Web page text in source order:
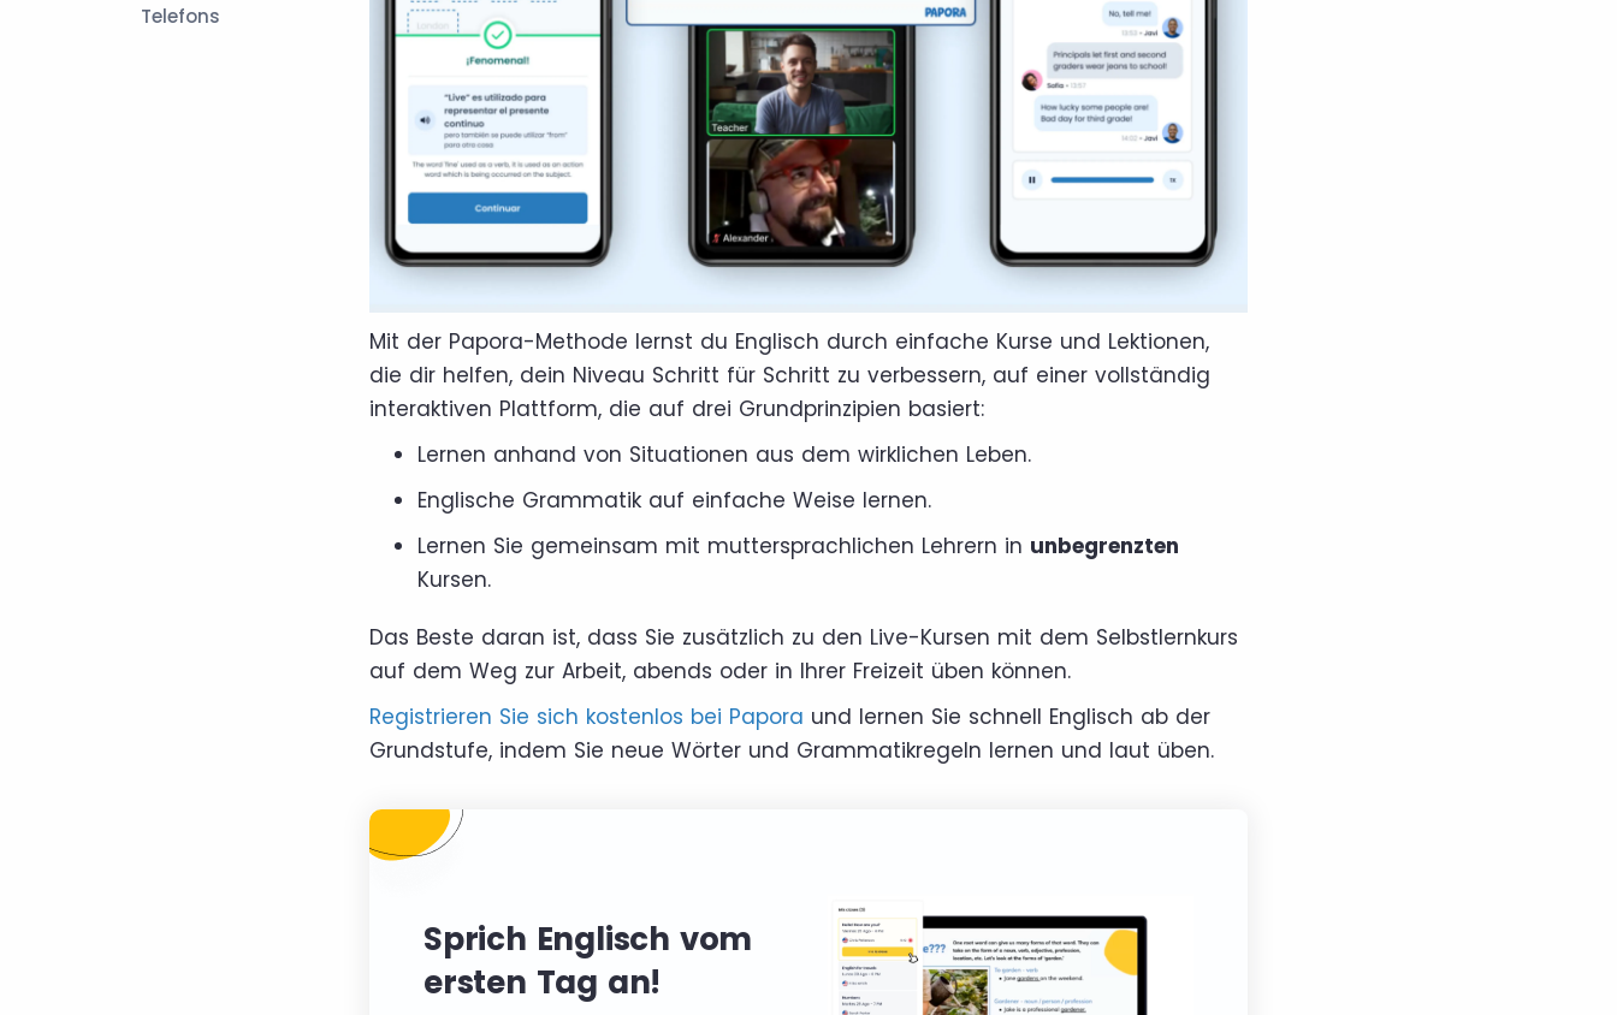
Telefons
Mit der Papora-Methode lernst du Englisch durch einfache Kurse und Lektionen,
die dir helfen, dein Niveau Schritt für Schritt zu verbessern, auf einer vollständig
interaktiven Plattform, die auf drei Grundprinzipien basiert:
Lernen anhand von Situationen aus dem wirklichen Leben.
Englische Grammatik auf einfache Weise lernen.
Lernen Sie gemeinsam mit muttersprachlichen Lehrern in unbegrenzten
Kursen.
Das Beste daran ist, dass Sie zusätzlich zu den Live-Kursen mit dem Selbstlernkurs
auf dem Weg zur Arbeit, abends oder in Ihrer Freizeit üben können.
Registrieren Sie sich kostenlos bei Papora und lernen Sie schnell Englisch ab der
Grundstufe, indem Sie neue Wörter und Grammatikregeln lernen und laut üben.
Sprich Englisch vom
ersten Tag an!